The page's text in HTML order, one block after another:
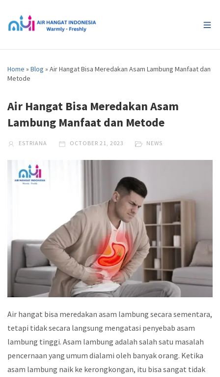
Home » Blog » Air Hangat Bisa Meredakan Asam Lambung Manfaat dan
Metode
Air Hangat Bisa Meredakan Asam
Lambung Manfaat dan Metode
ESTRIANA OCTOBER 21, 2023 NEWS
Air hangat bisa meredakan asam lambung secara sementara,
tetapi tidak secara langsung mengatasi penyebab asam
lambung tinggi. Asam lambung adalah salah satu masalah
pencernaan yang umum dialami oleh banyak orang. Ketika
asam lambung naik ke kerongkongan, itu bisa sangat tidak